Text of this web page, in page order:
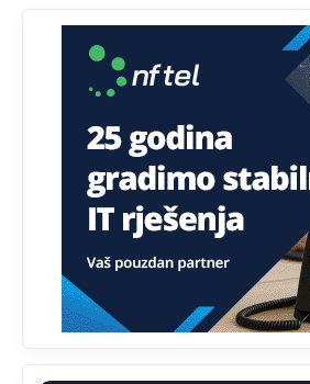
yбиће га Били као зеца
Sto bogatiji-to skrtiji,sto tisi-to
gluplji,sto ljepsi-to razmazaniji,sto
iskreniji,sto jaci- to bezdusniji,sto
veci prevarant...
Анонимно2802132
2:14
Mnogi nesposobni ljudi su daleko
nesposoban može raditi sve.
što znaju.